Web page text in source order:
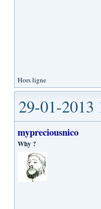
Hors ligne
29-01-2013
mypreciousnico
Why ?